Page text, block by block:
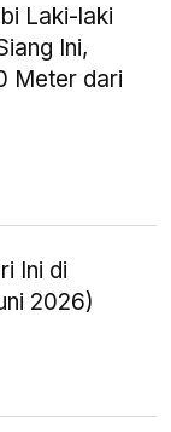
Laki-laki
Ini,
Meter dari
Ini di
2026)